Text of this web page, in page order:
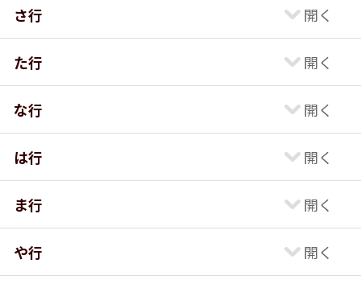
さ行
た行
な行
は行
ま行
や行